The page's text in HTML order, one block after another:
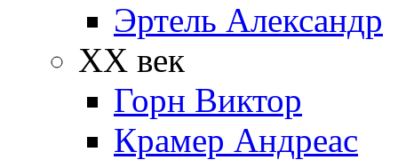
Эртель Александр
XX век
Горн Виктор
Крамер Андреас